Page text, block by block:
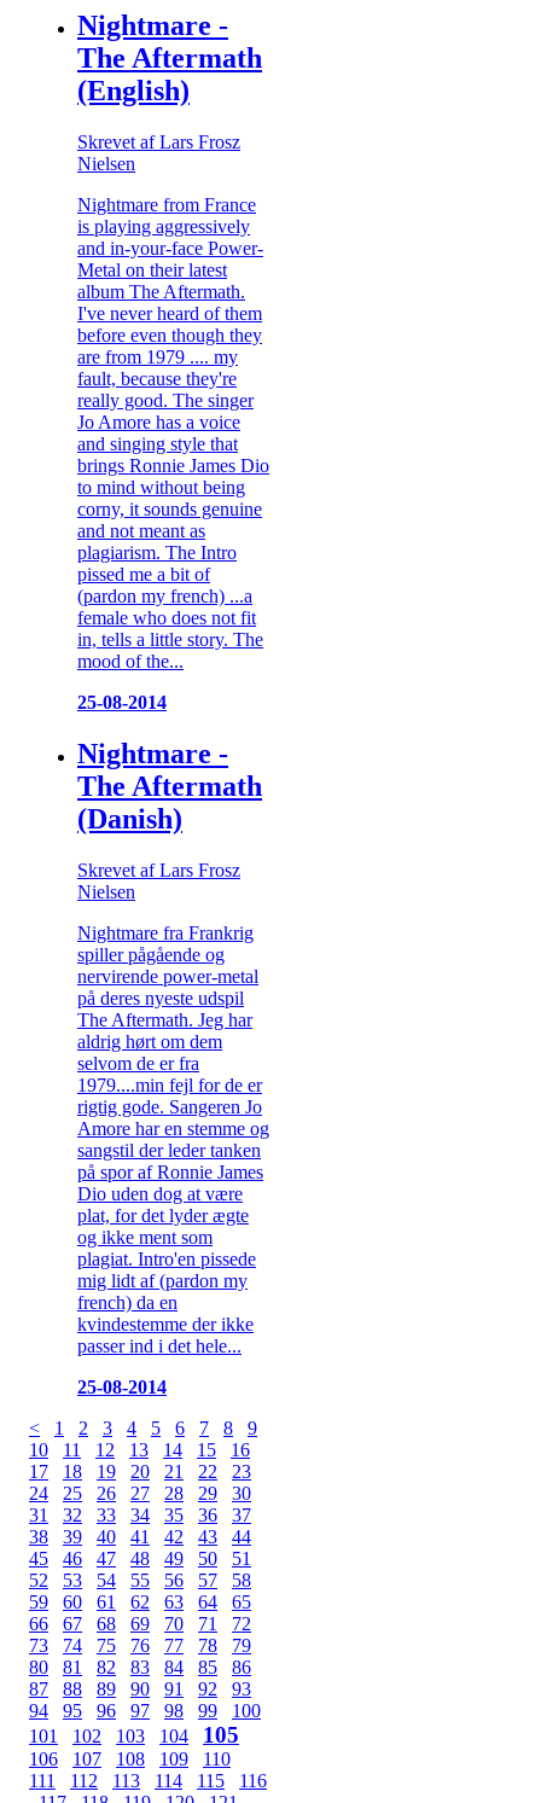
Nightmare -
The Aftermath
(English)
Skrevet af Lars Frosz
Nielsen
Nightmare from France
is playing aggressively
and in-your-face Power-
Metal on their latest
album The Aftermath.
I've never heard of them
before even though they
are from 1979 .... my
fault, because they're
really good. The singer
Jo Amore has a voice
and singing style that
brings Ronnie James Dio
to mind without being
corny, it sounds genuine
and not meant as
plagiarism. The Intro
pissed me a bit of
(pardon my french) ...a
female who does not fit
in, tells a little story. The
mood of the...
25-08-2014
Nightmare -
The Aftermath
(Danish)
Skrevet af Lars Frosz
Nielsen
Nightmare fra Frankrig
spiller pågående og
nervirende power-metal
på deres nyeste udspil
The Aftermath. Jeg har
aldrig hørt om dem
selvom de er fra
1979....min fejl for de er
rigtig gode. Sangeren Jo
Amore har en stemme og
sangstil der leder tanken
på spor af Ronnie James
Dio uden dog at være
plat, for det lyder ægte
og ikke ment som
plagiat. Intro'en pissede
mig lidt af (pardon my
french) da en
kvindestemme der ikke
passer ind i det hele...
25-08-2014
<
1 2 3 4 5 6 7 8
9
10
11 12 13 14 15
16
17
18 19 20 21 22
23
24
25 26 27 28 29
30
31
32 33 34 35 36
37
38
39 40 41 42 43
44
45
46 47 48 49 50
51
52
53 54 55 56 57
58
59
60 61 62 63 64
65
66
67 68 69 70 71
72
73
74 75 76 77 78
79
80
81 82 83 84 85
86
87
88 89 90 91 92
93
94
95 96 97 98 99
100
101
102 103 104 105
106 107 108 109
110
111
112 113 114 115
116